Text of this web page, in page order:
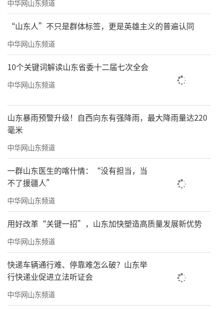
中华网山东频道
“山东人”不只是群体标签，更是英雄主义的普遍认同
中华网山东频道
10个关键词解读山东省委十二届七次全会
中华网山东频道
山东暴雨预警升级！自西向东有强降雨，最大降雨量达220
毫米
中华网山东频道
一群山东医生的喀什情：“没有担当，当
不了援疆人”
中华网山东频道
用好改革“关键一招”，山东加快塑造高质量发展新优势
中华网山东频道
快递车辆通行难、停靠难怎么破？山东举
行快递业促进立法听证会
中华网山东频道